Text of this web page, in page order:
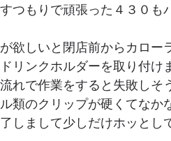
つもりで頑張った４３０
欲しいと閉店前からカロー
リンクホルダーを取り付け
れで作業をすると失敗し
類のクリップが硬くてな
しまして少しだけホッとし